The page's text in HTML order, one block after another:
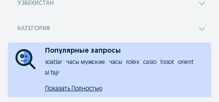
УЗБЕКИСТАН
КАТЕГОРИЯ
Популярные запросы
soatlar часы мужские часы rolex casio tissot
orient
al fajr
Показать Полностью